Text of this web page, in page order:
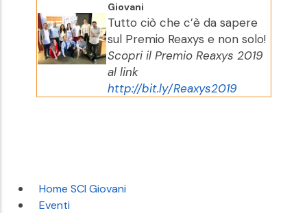
Giovani
Tutto ciò che c’è da sapere
sul Premio Reaxys e non solo!
Scopri il Premio Reaxys 2019
al link
http://bit.ly/Reaxys2019
Home SCI Giovani
Eventi